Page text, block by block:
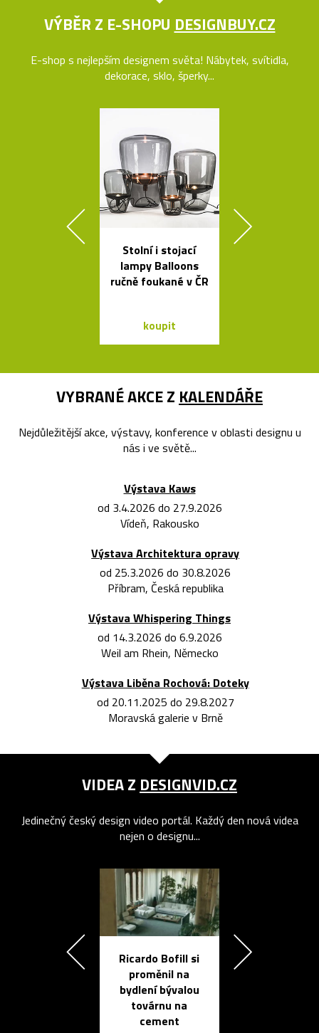
VÝBĚR Z E-SHOPU DESIGNBUY.CZ
E-shop s nejlepším designem světa! Nábytek, svítidla,
dekorace, sklo, šperky...
Stolní i stojací
lampy Balloons
ručně foukané v ČR
koupit
VYBRANÉ AKCE Z KALENDÁŘE
Nejdůležitější akce, výstavy, konference v oblasti designu u
nás i ve světě...
Výstava Kaws
od 3.4.2026 do 27.9.2026
Vídeň, Rakousko
Výstava Architektura opravy
od 25.3.2026 do 30.8.2026
Příbram, Česká republika
Výstava Whispering Things
od 14.3.2026 do 6.9.2026
Weil am Rhein, Německo
Výstava Liběna Rochová: Doteky
od 20.11.2025 do 29.8.2027
Moravská galerie v Brně
VIDEA Z DESIGNVID.CZ
Jedinečný český design video portál. Každý den nová videa
nejen o designu...
Ricardo Bofill si
proměnil na
bydlení bývalou
továrnu na
cement